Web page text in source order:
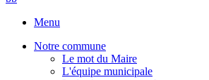
Menu
Notre commune
Le mot du Maire
L'équipe municipale